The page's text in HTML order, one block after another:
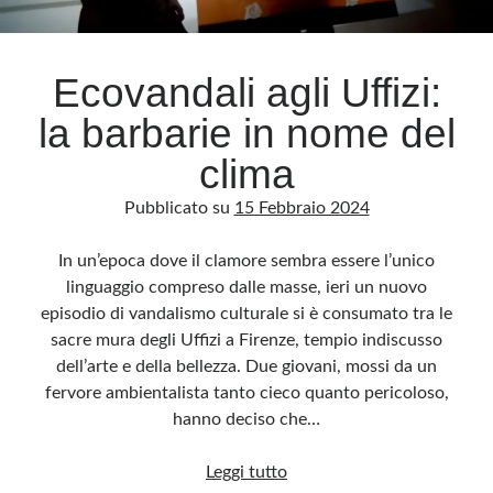
Archivio
Archivi
Questo blog non rappresenta una testata giornalistica, in quanto viene aggiornato
sensi della legge n· 62 del 7.03.2001. L’autore non è responsabile di quanto
pubblicato dai lettori nei commenti ai vari post. Saranno comunque cancellati quelli
ritenuti offensivi o lesivi dell’immagine o dell’onorabilità di terzi, di genere spam,
razzisti o che contengano dati personali non conformi al rispetto delle norme sulla
privacy. Alcune immagini inserite in questo blog sono tratte da Internet e, pertanto,
considerate di pubblico dominio. Qualora la loro pubblicazione violasse eventuali
Ecovandali agli Uffizi:
la barbarie in nome del
clima
Pubblicato su 15 Febbraio 2024
In un’epoca dove il clamore sembra essere l’unico
linguaggio compreso dalle masse, ieri un nuovo
episodio di vandalismo culturale si è consumato tra le
sacre mura degli Uffizi a Firenze, tempio indiscusso
dell’arte e della bellezza. Due giovani, mossi da un
fervore ambientalista tanto cieco quanto pericoloso,
hanno deciso che…
Leggi tuttoEcovandali